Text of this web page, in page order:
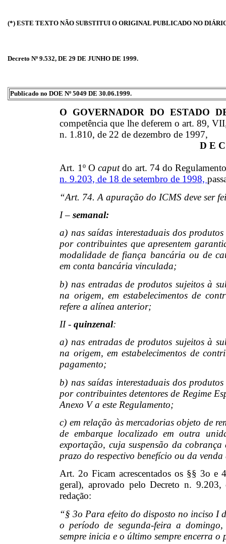
(*) ESTE TEXTO NÃO SUBSTITUI O ORIGINAL PUBLICADO NO
Decreto Nº 9.532, DE 29 DE JUNHO DE 1999.
Publicado no DOE Nº 5049 DE 30.06.1999.
O GOVERNADOR DO ESTADO
competência que lhe deferem o art. 89,
n. 1.810, de 22 de dezembro de 1997,
D E
Art. 1º Ocaputdo art. 74 do
n. 9.203, de 18 de setembro de 1998,
“Art. 74. A apuração do ICMS deve ser
I –semanal:
a) nas saídas interestaduais dos
por contribuintes que apresentem
modalidade de fiança bancária ou de
em conta bancária vinculada;
b) nas entradas de produtos sujeitos à
na origem, em estabelecimentos de
refere a alínea anterior;
II -quinzenal:
a) nas entradas de produtos sujeitos à
na origem, em estabelecimentos de
pagamento;
b) nas saídas interestaduais dos
por contribuintes detentores de Regime
Anexo V a este Regulamento;
c) em relação às mercadorias objeto de
de embarque localizado em outra
exportação, cuja suspensão da
prazo do respectivo benefício ou da
Art. 2o Ficam acrescentados os §§ 3o
geral), aprovado pelo Decreto n.
redação:
“§ 3o Para efeito do disposto no inciso I
o período de segunda-feira a
sempre inicia e o último sempre encerra